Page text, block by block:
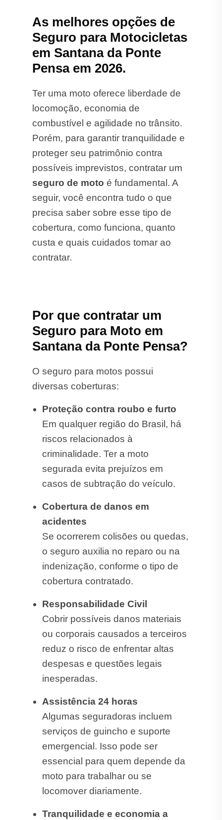
As melhores opções de
Seguro para Motocicletas
em Santana da Ponte
Pensa em 2026.
Ter uma moto oferece liberdade de
locomoção, economia de
combustível e agilidade no trânsito.
Porém, para garantir tranquilidade e
proteger seu patrimônio contra
possíveis imprevistos, contratar um
seguro de moto é fundamental. A
seguir, você encontra tudo o que
precisa saber sobre esse tipo de
cobertura, como funciona, quanto
custa e quais cuidados tomar ao
contratar.
Por que contratar um
Seguro para Moto em
Santana da Ponte Pensa?
O seguro para motos possui
diversas coberturas:
Proteção contra roubo e furto
Em qualquer região do Brasil, há
riscos relacionados à
criminalidade. Ter a moto
segurada evita prejuízos em
casos de subtração do veículo.
Cobertura de danos em
acidentes
Se ocorrerem colisões ou quedas,
o seguro auxilia no reparo ou na
indenização, conforme o tipo de
cobertura contratado.
Responsabilidade Civil
Cobrir possíveis danos materiais
ou corporais causados a terceiros
reduz o risco de enfrentar altas
despesas e questões legais
inesperadas.
Assistência 24 horas
Algumas seguradoras incluem
serviços de guincho e suporte
emergencial. Isso pode ser
essencial para quem depende da
moto para trabalhar ou se
locomover diariamente.
Tranquilidade e economia a